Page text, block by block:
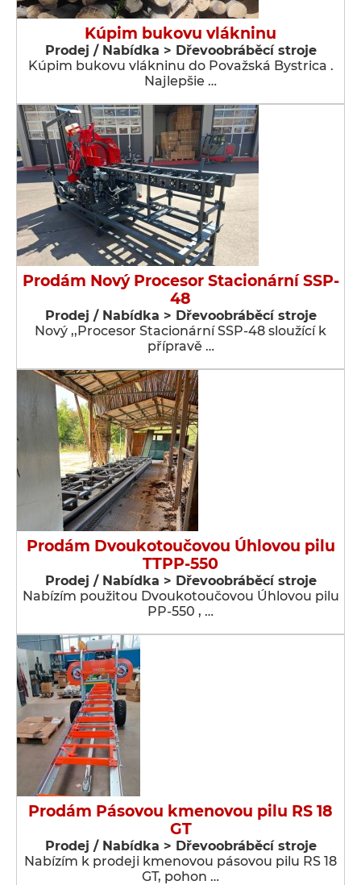
Kúpim bukovu vlákninu
Prodej / Nabídka > Dřevoobráběcí stroje
Kúpim bukovu vlákninu do Považská Bystrica .
Najlepšie …
Prodám Nový Procesor Stacionární SSP-
48
Prodej / Nabídka > Dřevoobráběcí stroje
Nový ,,Procesor Stacionární SSP-48 sloužící k
přípravě …
Prodám Dvoukotoučovou Úhlovou pilu
TTPP-550
Prodej / Nabídka > Dřevoobráběcí stroje
Nabízím použitou Dvoukotoučovou Úhlovou pilu
PP-550 , …
Prodám Pásovou kmenovou pilu RS 18
GT
Prodej / Nabídka > Dřevoobráběcí stroje
Nabízím k prodeji kmenovou pásovou pilu RS 18
GT, pohon …